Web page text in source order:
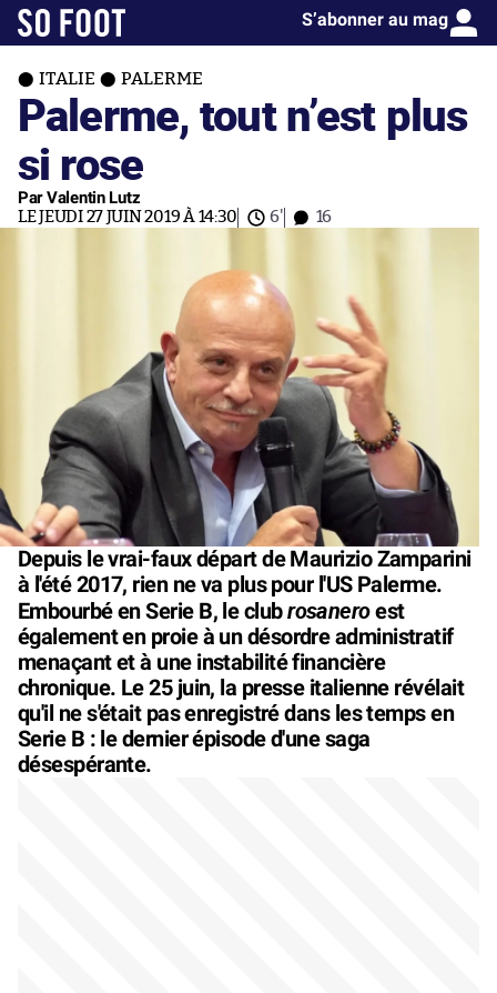
S’abonner au mag
ITALIE PALERME
Palerme, tout n’est plus
si rose
Par Valentin Lutz
LE JEUDI 27 JUIN 2019 À 14:30 6' 16
Depuis le vrai-faux départ de Maurizio Zamparini
à l'été 2017, rien ne va plus pour l'US Palerme.
Embourbé en Serie B, le clubrosaneroest
également en proie à un désordre administratif
menaçant et à une instabilité financière
chronique. Le 25 juin, la presse italienne révélait
qu'il ne s'était pas enregistré dans les temps en
Serie B : le dernier épisode d'une saga
désespérante.